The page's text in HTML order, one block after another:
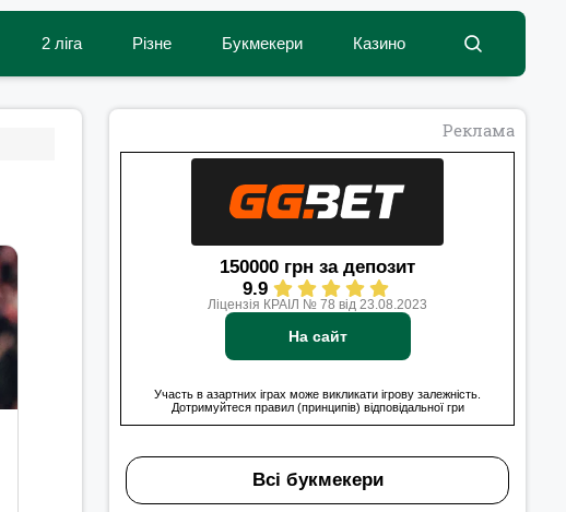
2 ліга Різне Букмекери Казино
Реклама
150000 грн за депозит
9.9
Ліцензія КРАІЛ № 78 від 23.08.2023
На сайт
Участь в азартних іграх може викликати ігрову залежність.
Дотримуйтеся правил (принципів) відповідальної гри
Всі букмекери